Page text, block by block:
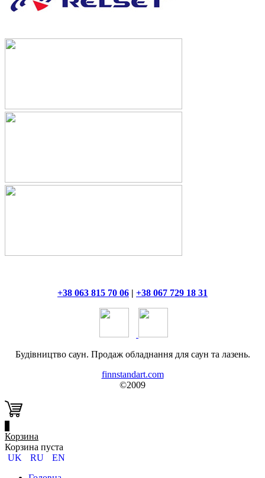
+38 063 815 70 06 | +38 067 729 18 31
Будівництво саун. Продаж обладнання для саун та лазень.
finnstandart.com
©2009
Корзина
Корзина пуста
UK
RU
EN